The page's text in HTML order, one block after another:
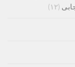
(۱۲)